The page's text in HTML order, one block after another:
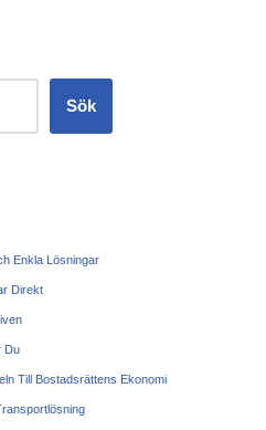
Sök
Enkla Lösningar
Direkt
Du
Till Bostadsrättens Ekonomi